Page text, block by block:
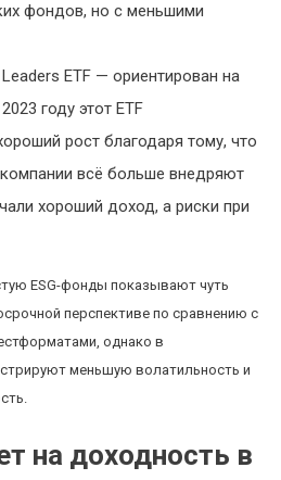
фондов, но с меньшими
ETF — ориентирован на
году этот ETF
рост благодаря тому, что
всё больше внедряют
хороший доход, а риски при
ESG-фонды показывают чуть
перспективе по сравнению с
однако в
меньшую волатильность и
на доходность в